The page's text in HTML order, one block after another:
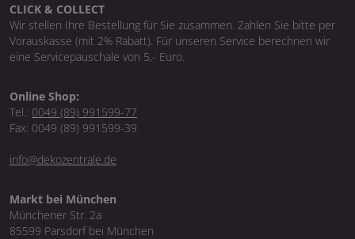
CLICK & COLLECT
Wir stellen Ihre Bestellung für Sie zusammen. Zahlen Sie bitte per
Vorauskasse (mit 2% Rabatt). Für unseren Service berechnen wir
eine Servicepauschale von 5,- Euro.
Online Shop:
Tel.: 0049 (89) 991599-77
Fax: 0049 (89) 991599-39
info@dekozentrale.de
Markt bei München
Münchener Str. 2a
85599 Parsdorf bei München